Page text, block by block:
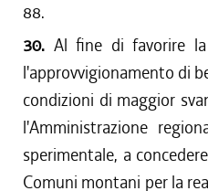
88.
30. Al fine di favorire
l'approvvigionamento di
condizioni di maggior
l'Amministrazione
sperimentale, a
Comuni montani per la